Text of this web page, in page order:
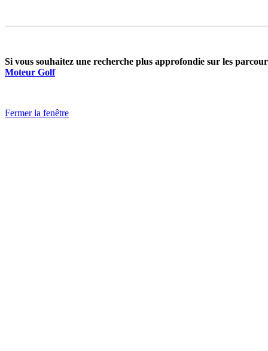
Si vous souhaitez une recherche plus approfondie sur les
Moteur Golf
Fermer la fenêtre